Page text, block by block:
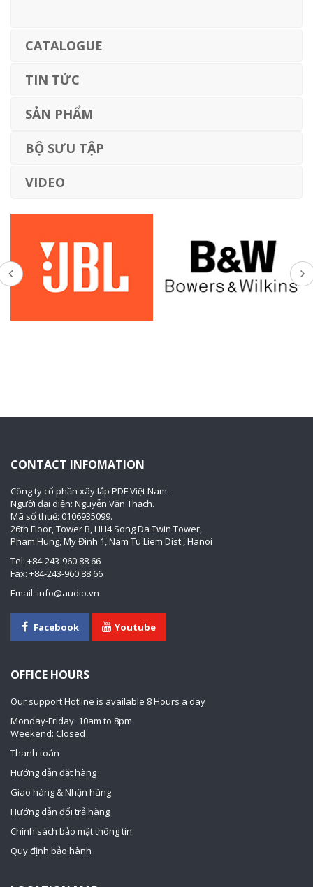
CATALOGUE
TIN TỨC
SẢN PHẨM
BỘ SƯU TẬP
VIDEO
CONTACT INFOMATION
Công ty cổ phần xây lắp PDF Việt Nam.
Người đại diện: Nguyễn Văn Thạch.
Mã số thuế: 0106935099.
26th Floor, Tower B, HH4 Song Da Twin Tower,
Pham Hung, My Đinh 1, Nam Tu Liem Dist., Hanoi
Tel: +84-243-960 88 66
Fax: +84-243-960 88 66
Email: info@audio.vn
Facebook Youtube
OFFICE HOURS
Our support Hotline is available 8 Hours a day
Monday-Friday: 10am to 8pm
Weekend: Closed
Thanh toán
Hướng dẫn đặt hàng
Giao hàng & Nhận hàng
Hướng dẫn đổi trả hàng
Chính sách bảo mật thông tin
Quy định bảo hành